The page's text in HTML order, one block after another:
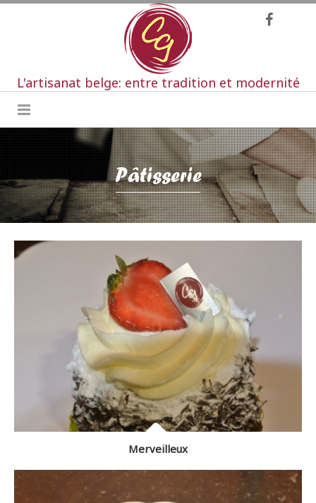
L'artisanat belge: entre tradition et modernité
Pâtisserie
Merveilleux